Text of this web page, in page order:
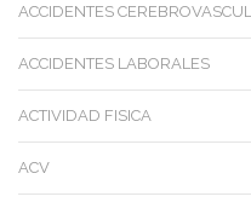
ACCIDENTES
ACCIDENTES LABORALES
ACTIVIDAD FISICA
ACV